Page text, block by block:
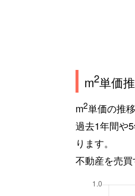
m2単価
m2単価の推
過去1年間や
ります。
不動産を売買